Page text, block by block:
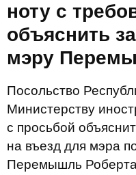
ноту с
объяснить
мэру
Посольство
Министерству
с просьбой
на въезд для мэра
Перемышль